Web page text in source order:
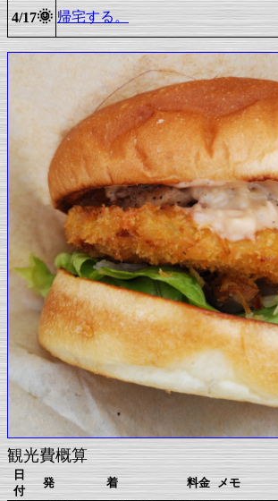
4/17🌞 帰宅する。
観光費概算
日
付
発 着 料金 メモ